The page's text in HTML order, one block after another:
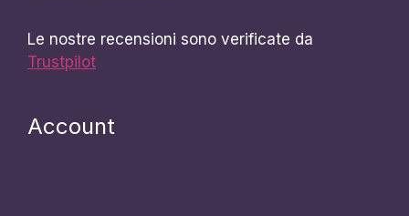
Le nostre recensioni sono verificate da
Trustpilot
Account